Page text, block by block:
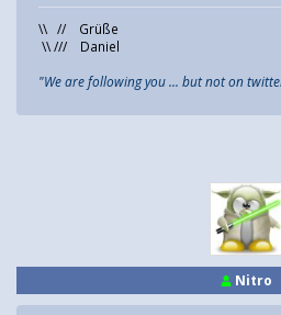
\\ // Grüße
\\ /// Daniel
"We are following you ... but not on
Nitro